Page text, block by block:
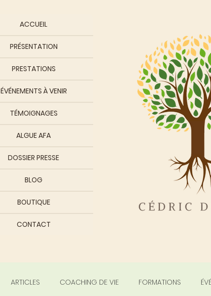
ACCUEIL
PRÉSENTATION
PRESTATIONS
ÉVÉNEMENTS À VENIR
TÉMOIGNAGES
ALGUE AFA
DOSSIER PRESSE
BLOG
BOUTIQUE
CONTACT
ARTICLES COACHING DE VIE FORMATIONS